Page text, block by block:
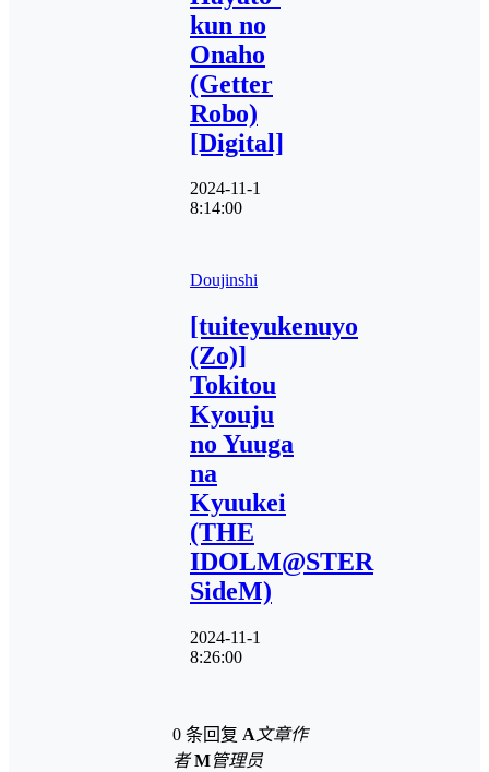
kun no
Onaho
(Getter
Robo)
[Digital]
2024-11-1
8:14:00
Doujinshi
[tuiteyukenuyo
(Zo)]
Tokitou
Kyouju
no Yuuga
na
Kyuukei
(THE
IDOLM@STER
SideM)
2024-11-1
8:26:00
0 条回复 A 文章作
者 M管理员